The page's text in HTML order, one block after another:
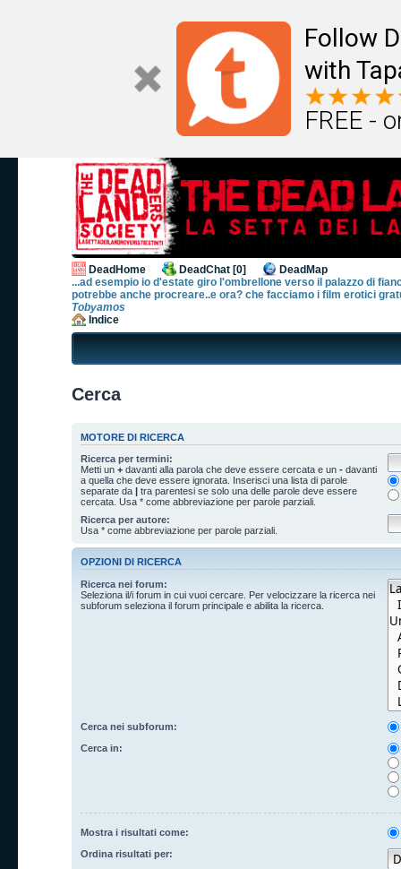
Follow
with
FREE -
DeadHome DeadChat [0]
DeadMap
...ad esempio io d'estate giro l'ombrellone verso il palazzo di
potrebbe anche procreare..e ora? che facciamo i film erotici
Tobyamos
Indice
Cerca
MOTORE DI RICERCA
Ricerca per termini:
Metti un + davanti alla parola che deve essere cercata e un - davanti
a quella che deve essere ignorata. Inserisci una lista di parole
separate da | tra parentesi se solo una delle parole deve essere
cercata. Usa * come abbreviazione per parole parziali.
Ricerca per autore:
Usa * come abbreviazione per parole parziali.
OPZIONI DI RICERCA
Ricerca nei forum:
Seleziona il/i forum in cui vuoi cercare. Per velocizzare la ricerca nei
subforum seleziona il forum principale e abilita la ricerca.
Cerca nei subforum:
Cerca in:
Mostra i risultati come:
Ordina risultati per: